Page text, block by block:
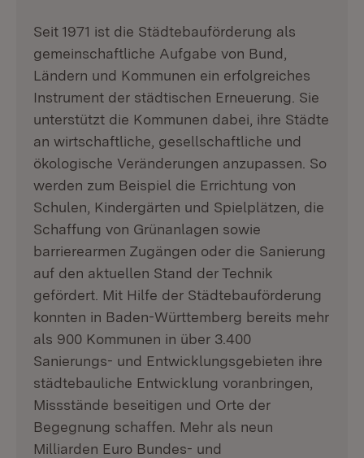
Seit 1971 ist die Städtebauförderung als
gemeinschaftliche Aufgabe von Bund,
Ländern und Kommunen ein erfolgreiches
Instrument der städtischen Erneuerung. Sie
unterstützt die Kommunen dabei, ihre Städte
an wirtschaftliche, gesellschaftliche und
ökologische Veränderungen anzupassen. So
werden zum Beispiel die Errichtung von
Schulen, Kindergärten und Spielplätzen, die
Schaffung von Grünanlagen sowie
barrierearmen Zugängen oder die Sanierung
auf den aktuellen Stand der Technik
gefördert. Mit Hilfe der Städtebauförderung
konnten in Baden-Württemberg bereits mehr
als 900 Kommunen in über 3.400
Sanierungs- und Entwicklungsgebieten ihre
städtebauliche Entwicklung voranbringen,
Missstände beseitigen und Orte der
Begegnung schaffen. Mehr als neun
Milliarden Euro Bundes- und